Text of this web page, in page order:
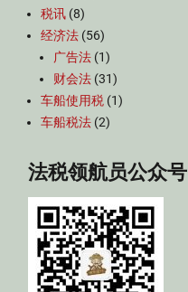
税讯 (8)
经济法 (56)
广告法 (1)
财会法 (31)
车船使用税 (1)
车船税法 (2)
法税领航员公众号